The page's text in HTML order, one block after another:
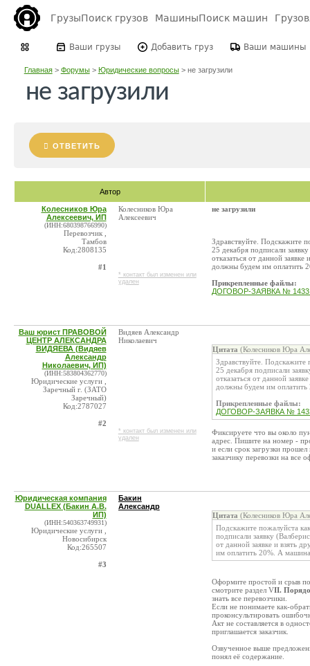
ГрузыПоиск грузов МашиныПоиск машин
Ваши грузы Добавить груз Ваши машины
Главная> Форумы> Юридические вопросы> не загрузили
не загрузили
ОТВЕТИТЬ
Автор
Колесников Юра
Алексеевич, ИП
(ИНН:680398766990)
Перевозчик ,
Тамбов
Код:2808135
#1
Колесников Юра
Алексеевич
* контакт был изменен или
удален
не загрузили
Здравствуйте. Подскажите
25 декабря подписали
отказаться от данной
должны будем им оплатить
Прикрепленные файлы:
ДОГОВОР-ЗАЯВКА № 1433
Ваш юрист ПРАВОВОЙ
ЦЕНТР АЛЕКСАНДРА
ВИДЯЕВА (Видяев
Александр
Николаевич, ИП)
(ИНН:583804362770)
Юридические услуги ,
Заречный г. (ЗАТО
Заречный)
Код:2787027
#2
Видяев Александр
Николаевич
* контакт был изменен или
удален
Цитата (Колесников Юра
Здравствуйте. Подскажите
25 декабря подписали
отказаться от данной
должны будем им
Прикрепленные файлы:
ДОГОВОР-ЗАЯВКА № 1433
Фиксируете что вы около
адрес. Пишите на номер -
и если срок загрузки прошел
заказчику перевозки на все
Юридическая компания
DUALLEX (Бакин А.В.
ИП)
(ИНН:540363749931)
Юридические услуги ,
Новосибирск
Код:265507
#3
Бакин
Александр
Цитата (Колесников Юра
Подскажите пожалуйста
подписали заявку
от данной заявке и взять
им оплатить 20%. А
Оформите простой и срыв
смотрите раздел VII.
знать все перевозчики.
Если не понимаете как-
проконсультировать
Акт не составляется в
приглашается заказчик.
Озвученное выше
понял её содержание.